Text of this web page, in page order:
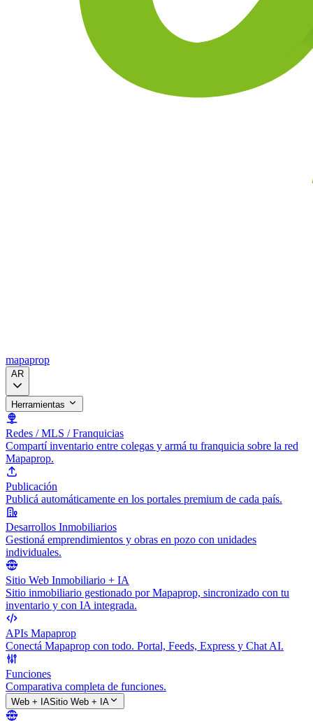
mapaprop
AR
Herramientas
Redes / MLS / Franquicias
Compartí inventario entre colegas y armá tu franquicia sobre la red
Mapaprop.
Publicación
Publicá automáticamente en los portales premium de cada país.
Desarrollos Inmobiliarios
Gestioná emprendimientos y obras en pozo con unidades
individuales.
Sitio Web Inmobiliario + IA
Sitio inmobiliario gestionado por Mapaprop, sincronizado con tu
inventario y con IA integrada.
APIs Mapaprop
Conectá Mapaprop con todo. Portal, Feeds, Express y Chat AI.
Funciones
Comparativa completa de funciones.
Web + IASitio Web + IA